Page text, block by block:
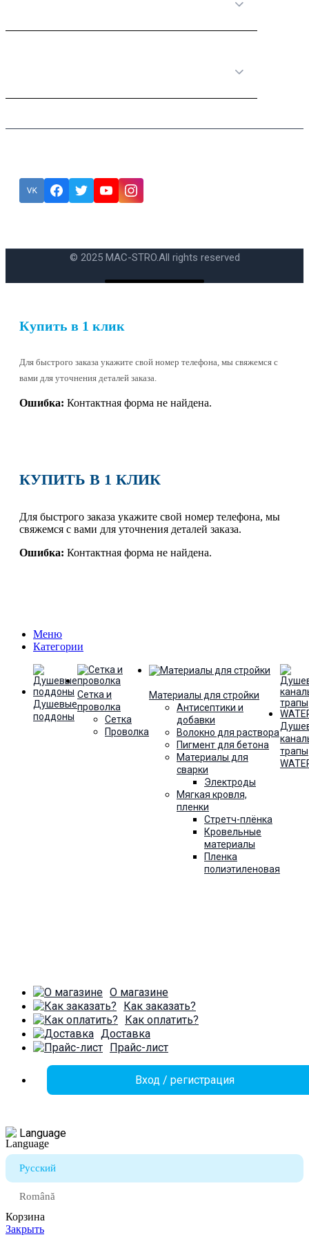
© 2025 MAC-STRO.All rights reserved
Купить в 1 клик
Для быстрого заказа укажите свой номер телефона, мы свяжемся с
вами для уточнения деталей заказа.
Ошибка: Контактная форма не найдена.
КУПИТЬ В 1 КЛИК
Для быстрого заказа укажите свой номер телефона, мы
свяжемся с вами для уточнения деталей заказа.
Ошибка: Контактная форма не найдена.
Меню
Категории
Душевые
поддоны
Сетка и
проволка
Сетка
Проволка
Материалы для стройки
Антисептики и
добавки
Волокно для раствора
Пигмент для бетона
Материалы для
сварки
Электроды
Мягкая кровля,
пленки
Стретч-плёнка
Кровельные
материалы
Пленка
полиэтиленовая
трапы
О магазине
Как заказать?
Как оплатить?
Доставка
Прайс-лист
Вход / регистрация
Language
Русский
Română
Корзина
Закрыть